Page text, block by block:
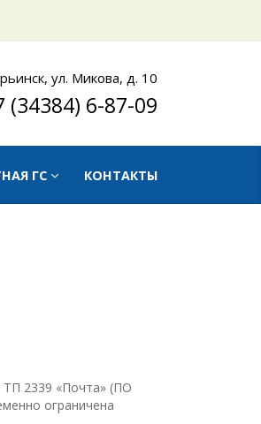
ул. Микова, д. 10
(34384) 6-87-09
ГС КОНТАКТЫ
ТП 2339 «Почта» (ПО
ограничена